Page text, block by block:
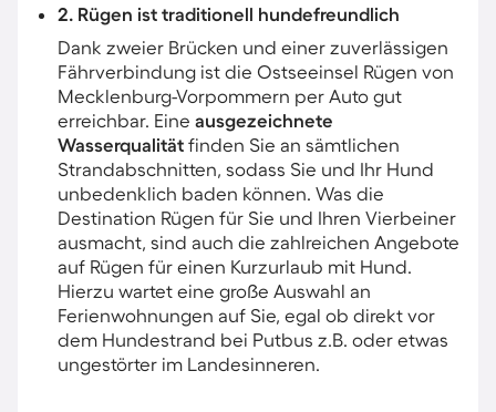
2. Rügen ist traditionell hundefreundlich
Dank zweier Brücken und einer zuverlässigen
Fährverbindung ist die Ostseeinsel Rügen von
Mecklenburg-Vorpommern per Auto gut
erreichbar. Eine ausgezeichnete
Wasserqualität finden Sie an sämtlichen
Strandabschnitten, sodass Sie und Ihr Hund
unbedenklich baden können. Was die
Destination Rügen für Sie und Ihren Vierbeiner
ausmacht, sind auch die zahlreichen Angebote
auf Rügen für einen Kurzurlaub mit Hund.
Hierzu wartet eine große Auswahl an
Ferienwohnungen auf Sie, egal ob direkt vor
dem Hundestrand bei Putbus z.B. oder etwas
ungestörter im Landesinneren.